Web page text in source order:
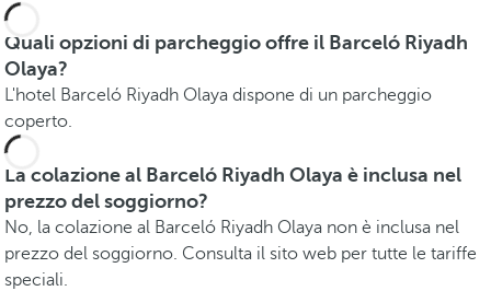
Quali opzioni di parcheggio offre il Barceló Riyadh
Olaya?
L'hotel Barceló Riyadh Olaya dispone di un parcheggio
coperto.
La colazione al Barceló Riyadh Olaya è inclusa nel
prezzo del soggiorno?
No, la colazione al Barceló Riyadh Olaya non è inclusa nel
prezzo del soggiorno. Consulta il sito web per tutte le tariffe
speciali.